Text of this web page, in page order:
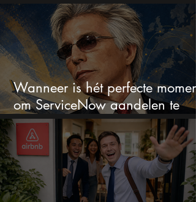
van de AI-race worden
Wanneer is hét perfecte moment
om ServiceNow aandelen te
kopen?